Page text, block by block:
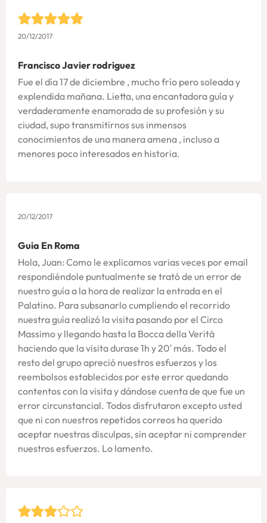
20/12/2017
Francisco Javier rodriguez
Fue el día 17 de diciembre , mucho frío pero soleada y
explendida mañana. Lietta, una encantadora guía y
verdaderamente enamorada de su profesión y su
ciudad, supo transmitirnos sus inmensos
conocimientos de una manera amena , incluso a
menores poco interesados en historia.
20/12/2017
Guia En Roma
Hola, Juan: Como le explicamos varias veces por email
respondiéndole puntualmente se trató de un error de
nuestro guía a la hora de realizar la entrada en el
Palatino. Para subsanarlo cumpliendo el recorrido
nuestra guía realizó la visita pasando por el Circo
Massimo y llegando hasta la Bocca della Verità
haciendo que la visita durase 1h y 20′ más. Todo el
resto del grupo apreció nuestros esfuerzos y los
reembolsos establecidos por este error quedando
contentos con la visita y dándose cuenta de que fue un
error circunstancial. Todos disfrutaron excepto usted
que ni con nuestros repetidos correos ha querido
aceptar nuestras disculpas, sin aceptar ni comprender
nuestros esfuerzos. Lo lamento.